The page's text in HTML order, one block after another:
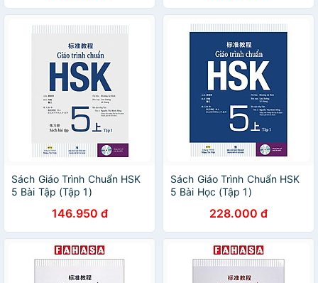
Sách Giáo Trình Chuẩn HSK
5 Bài Tập (Tập 1)
146.950 đ
Sách Giáo Trình Chuẩn HSK
5 Bài Học (Tập 1)
228.000 đ